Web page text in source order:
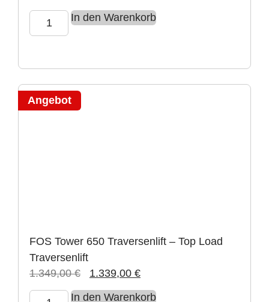
In den Warenkorb
Angebot
FOS Tower 650 Traversenlift – Top Load
Traversenlift
1.349,00€ 1.339,00 €
In den Warenkorb